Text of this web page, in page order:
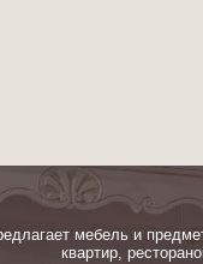
мебель и
квартир,